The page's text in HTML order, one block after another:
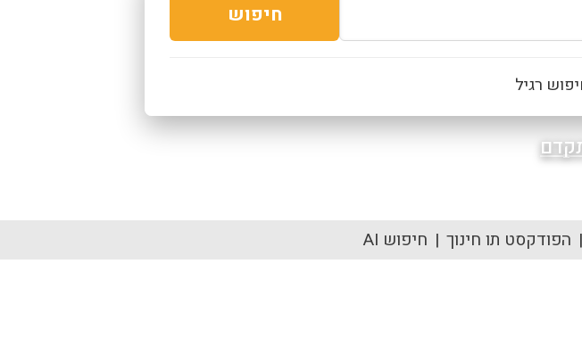
חיפוש
רגיל
הפודקסט תו חינוך חיפוש AI